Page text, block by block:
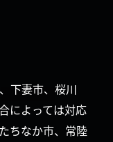
下妻市、桜川
によっては対応
ちなか市、常陸